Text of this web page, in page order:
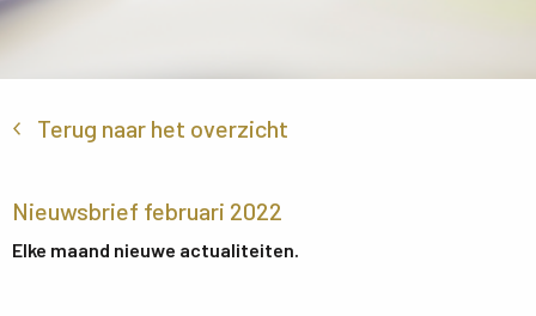
Terug naar het overzicht
Nieuwsbrief februari 2022
Elke maand nieuwe actualiteiten.